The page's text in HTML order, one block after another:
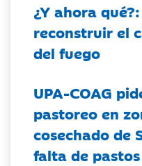
¿Y ahora
reconstruir el
del fuego
UPA-COAG
pastoreo en
cosechado de
falta de pastos